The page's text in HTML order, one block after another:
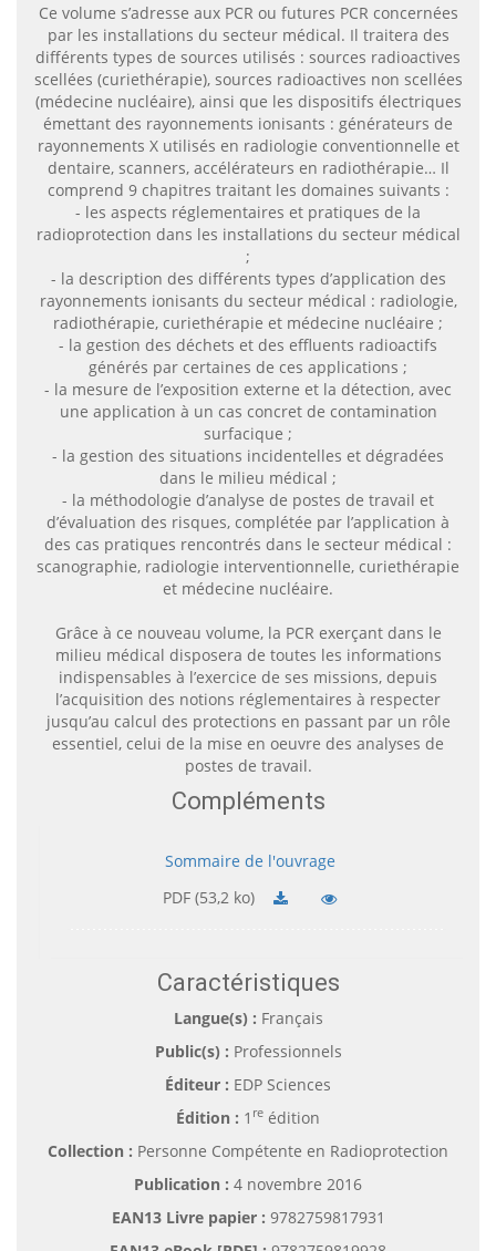
Ce volume s’adresse aux PCR ou futures PCR concernées
par les installations du secteur médical. Il traitera des
différents types de sources utilisés : sources radioactives
scellées (curiethérapie), sources radioactives non scellées
(médecine nucléaire), ainsi que les dispositifs électriques
émettant des rayonnements ionisants : générateurs de
rayonnements X utilisés en radiologie conventionnelle et
dentaire, scanners, accélérateurs en radiothérapie… Il
comprend 9 chapitres traitant les domaines suivants :
- les aspects réglementaires et pratiques de la
radioprotection dans les installations du secteur médical
;
- la description des différents types d’application des
rayonnements ionisants du secteur médical : radiologie,
radiothérapie, curiethérapie et médecine nucléaire ;
- la gestion des déchets et des effluents radioactifs
générés par certaines de ces applications ;
- la mesure de l’exposition externe et la détection, avec
une application à un cas concret de contamination
surfacique ;
- la gestion des situations incidentelles et dégradées
dans le milieu médical ;
- la méthodologie d’analyse de postes de travail et
d’évaluation des risques, complétée par l’application à
des cas pratiques rencontrés dans le secteur médical :
scanographie, radiologie interventionnelle, curiethérapie
et médecine nucléaire.
Grâce à ce nouveau volume, la PCR exerçant dans le
milieu médical disposera de toutes les informations
indispensables à l’exercice de ses missions, depuis
l’acquisition des notions réglementaires à respecter
jusqu’au calcul des protections en passant par un rôle
essentiel, celui de la mise en oeuvre des analyses de
postes de travail.
Compléments
Sommaire de l'ouvrage
PDF (53,2 ko)
Caractéristiques
Langue(s) : Français
Public(s) : Professionnels
Éditeur : EDP Sciences
Édition : 1 re édition
Collection : Personne Compétente en Radioprotection
Publication : 4 novembre 2016
EAN13 Livre papier : 9782759817931